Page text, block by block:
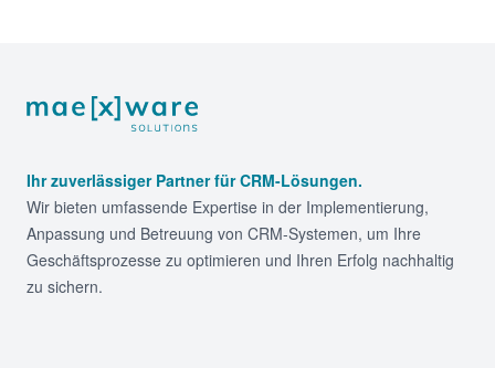
Footer
Ihr zuverlässiger Partner für CRM-Lösungen.
Wir bieten umfassende Expertise in der Implementierung,
Anpassung und Betreuung von CRM-Systemen, um Ihre
Geschäftsprozesse zu optimieren und Ihren Erfolg nachhaltig
zu sichern.